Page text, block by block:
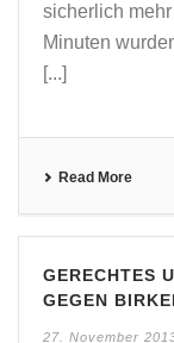
sicherlich
Minuten
[...]
Read More
GERECHTES
GEGEN
27. November